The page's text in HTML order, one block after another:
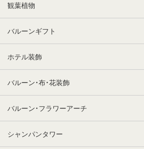
観葉植物
バルーンギフト
ホテル装飾
バルーン・布・花装飾
バルーン・フラワーアーチ
シャンパンタワー